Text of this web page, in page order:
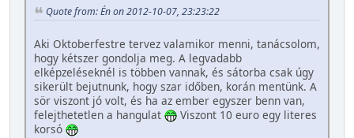
Quote from: Én on 2012-10-07, 23:23:22
Aki Oktoberfestre tervez valamikor menni, tanácsolom,
hogy kétszer gondolja meg. A legvadabb
elképzeléseknél is többen vannak, és sátorba csak úgy
sikerült bejutnunk, hogy szar időben, korán mentünk. A
sör viszont jó volt, és ha az ember egyszer benn van,
felejthetetlen a hangulat
Viszont 10 euro egy literes
korsó